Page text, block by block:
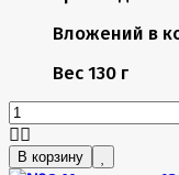
Вложений в
Вес 130 г
В корзину